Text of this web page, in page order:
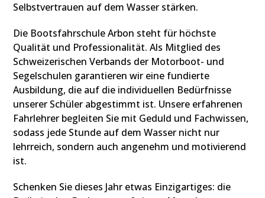
Selbstvertrauen auf dem Wasser stärken.
Die Bootsfahrschule Arbon steht für höchste
Qualität und Professionalität. Als Mitglied des
Schweizerischen Verbands der Motorboot- und
Segelschulen garantieren wir eine fundierte
Ausbildung, die auf die individuellen Bedürfnisse
unserer Schüler abgestimmt ist. Unsere erfahrenen
Fahrlehrer begleiten Sie mit Geduld und Fachwissen,
sodass jede Stunde auf dem Wasser nicht nur
lehrreich, sondern auch angenehm und motivierend
ist.
Schenken Sie dieses Jahr etwas Einzigartiges: die